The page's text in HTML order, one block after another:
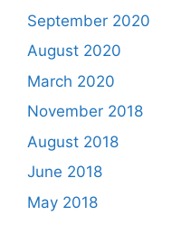
September 2020
August 2020
March 2020
November 2018
August 2018
June 2018
May 2018